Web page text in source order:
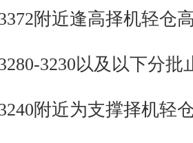
附近逢高择机轻仓
3230以及以下分批
附近为支撑择机轻